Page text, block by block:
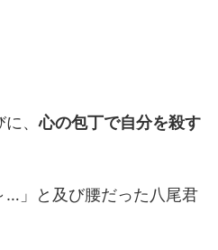
に、心の包丁で自分を殺す
…」と及び腰だった八尾君